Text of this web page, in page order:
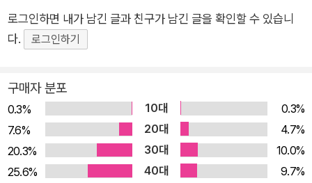
으로, 나는 그의 조언을 구하기 위해 자주 전화한다. 그는 철학자
이자 으뜸 프로그래머, 스승, 유쾌한 장난꾸러기다. 데릭 시버스
의 지식 폭탄으로 새로 얻은 통찰을 다룬 책을 따로 써야 할지도
스 | 『타이탄의 도구들』 저자 내 인생을 제로포인트에서 새롭게
다시 시작해야 한다면 잘 써지지 않는 기획안, 블로그 포스팅, 디
자인 시안 하나, 책에 들어갈 원고 한 꼭지, 심지어 업무보고서…
꾸역꾸역 칸을 채워가면서 겨우겨우 써 내려가고 있는데 갑자기
화면에 블루스크린이 뜨면서 모든 작업이 다 날아가 버렸다! 일하
로그인하면 내가 남긴 글과 친구가 남긴 글을 확인할 수 있습니
다.
로그인하기
구매자 분포
0.3% 10대
0.3%
7.6%
20대
4.7%
20.3%
30대
10.0%
25.6%
40대
9.7%